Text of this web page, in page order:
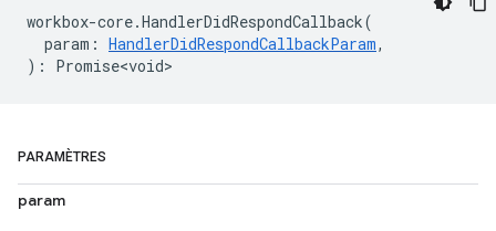
workbox-core.HandlerDidRespondCallback(
param : HandlerDidRespondCallbackParam,
) : Promise<void>
PARAMÈTRES
param